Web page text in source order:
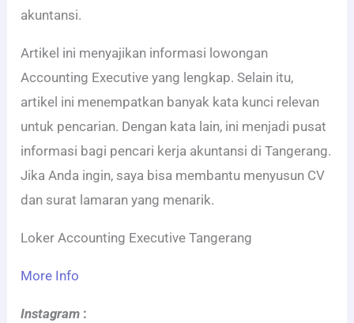
akuntansi.
Artikel ini menyajikan informasi lowongan
Accounting Executive yang lengkap. Selain itu,
artikel ini menempatkan banyak kata kunci relevan
untuk pencarian. Dengan kata lain, ini menjadi pusat
informasi bagi pencari kerja akuntansi di Tangerang.
Jika Anda ingin, saya bisa membantu menyusun CV
dan surat lamaran yang menarik.
Loker Accounting Executive Tangerang
More Info
Instagram :